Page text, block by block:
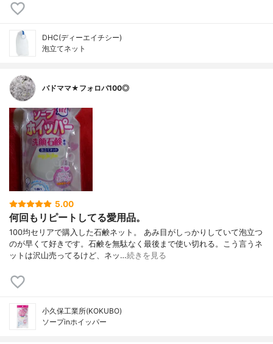
DHC(ディーエイチシー)
泡立てネット
バドママ★フォロバ100◎
5.00
何回もリピートしてる愛用品。
100均セリアで購入した石鹸ネット。 あみ目がしっかりしていて泡立つ
のが早くて好きです。石鹸を無駄なく最後まで使い切れる。こう言うネ
ットは沢山売ってるけど、ネッ…続きを見る
小久保工業所(KOKUBO)
ソープinホイッパー